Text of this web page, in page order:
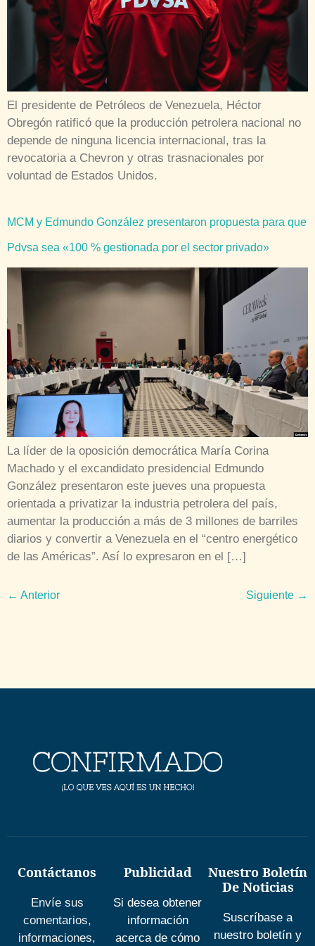
El presidente de Petróleos de Venezuela, Héctor
Obregón ratificó que la producción petrolera nacional no
depende de ninguna licencia internacional, tras la
revocatoria a Chevron y otras trasnacionales por
voluntad de Estados Unidos.
MCM y Edmundo González presentaron propuesta para que
Pdvsa sea «100 % gestionada por el sector privado»
La líder de la oposición democrática María Corina
Machado y el excandidato presidencial Edmundo
González presentaron este jueves una propuesta
orientada a privatizar la industria petrolera del país,
aumentar la producción a más de 3 millones de barriles
diarios y convertir a Venezuela en el “centro energético
de las Américas”. Así lo expresaron en el […]
← Anterior Siguiente →
Contáctanos
Envíe sus
comentarios,
informaciones,
Publicidad
Si desea obtener
información
acerca de cómo
Nuestro Boletín
De Noticias
Suscríbase a
nuestro boletín y